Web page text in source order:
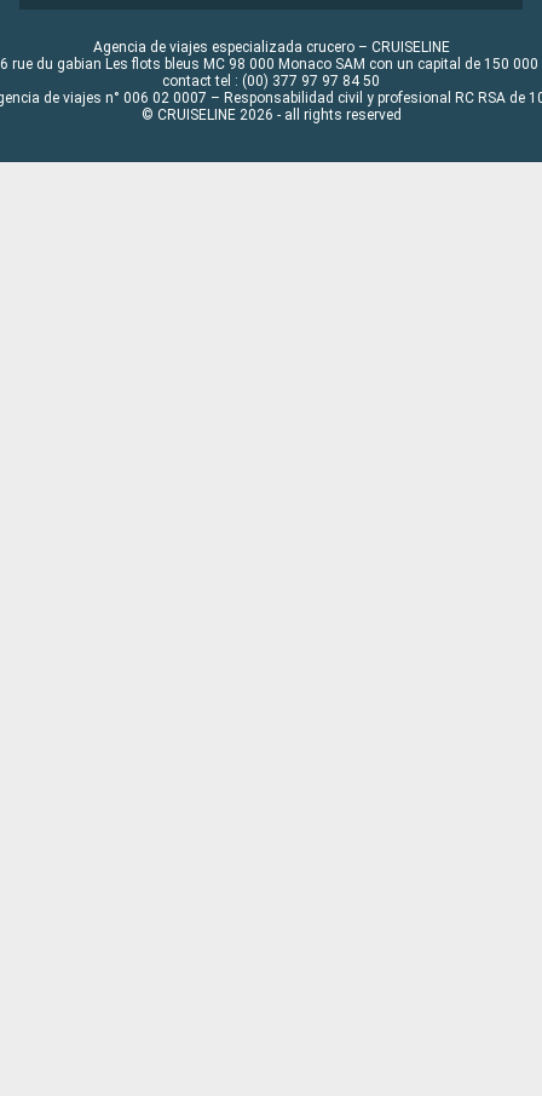
Agencia de viajes especializada crucero – CRUISELINE
rue du gabian Les flots bleus MC 98 000 Monaco SAM con un capital de 150 000
contact tel : (00) 377 97 97 84 50
de viajes n° 006 02 0007 – Responsabilidad civil y profesional RC RSA de
© CRUISELINE 2026 - all rights reserved